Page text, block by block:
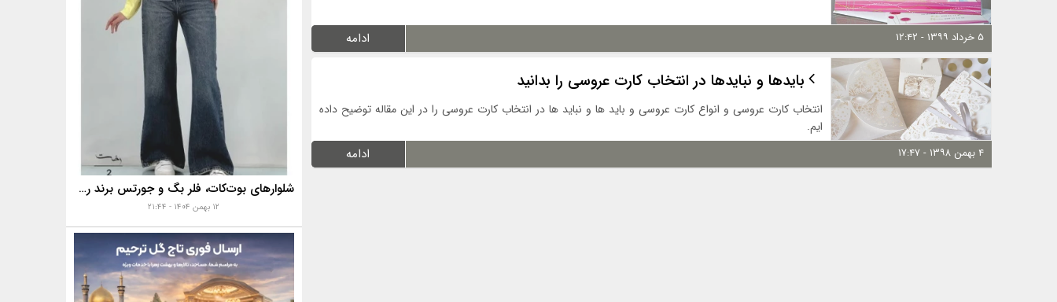
۵ خرداد ۱۳۹۹ - ۱۲:۴۲ ادامه
بایدها و نبایدها در انتخاب کارت عروسی را بدانید
انتخاب کارت عروسی و انواع کارت عروسی و باید ها و نباید ها در انتخاب کارت عروسی را در این مقاله توضیح داده
ایم.
۴ بهمن ۱۳۹۸ - ۱۷:۴۷ ادامه
شلوارهای بوت‌کات، فلر بگ و جورتس برند رخت
۱۲ بهمن ۱۴۰۴ - ۲۱:۴۴